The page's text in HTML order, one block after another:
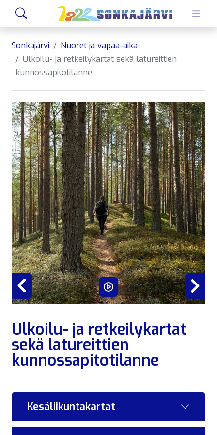
Siirry sivusisältöön
Sonkajärvi
Nuoret ja vapaa-aika
Ulkoilu- ja retkeilykartat sekä latureittien
kunnossapitotilanne
Previous
Ulkoilu- ja retkeilykartat
sekä latureittien
kunnossapitotilanne
Kesäliikuntakartat